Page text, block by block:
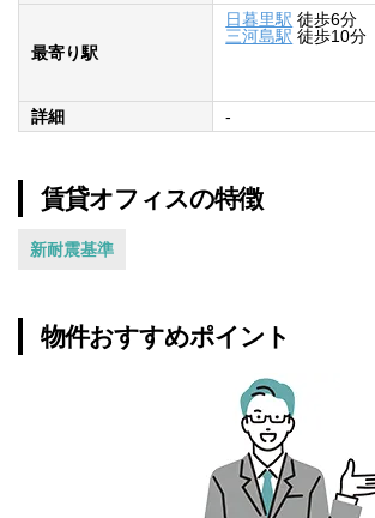
最寄り駅
日暮里駅 徒歩6分
三河島駅 徒歩10分
詳細 -
賃貸オフィスの特徴
新耐震基準
物件おすすめポイント